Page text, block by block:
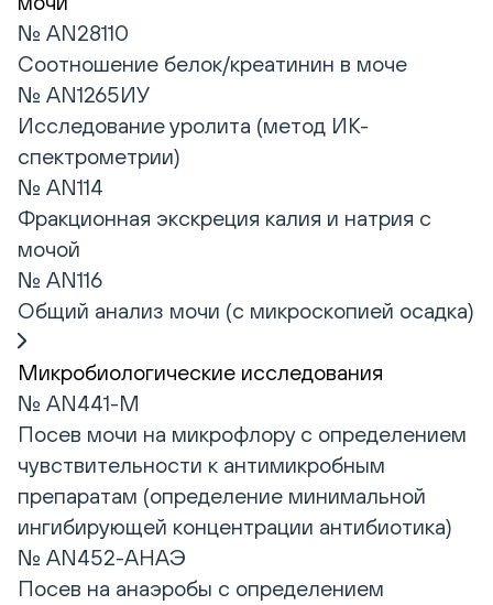
№ AN28110
Соотношение белок/креатинин в моче
№ AN1265ИУ
Исследование уролита (метод ИК-
спектрометрии)
№ AN114
Фракционная экскреция калия и натрия с
мочой
№ AN116
Общий анализ мочи (с микроскопией осадка)
Микробиологические исследования
№ AN441-М
Посев мочи на микрофлору с определением
чувствительности к антимикробным
препаратам (определение минимальной
ингибирующей концентрации антибиотика)
№ AN452-АНАЭ
Посев на анаэробы с определением